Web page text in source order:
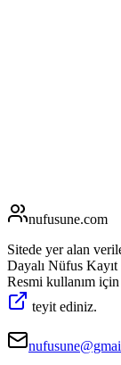
nufusune.com
Sitede yer alan
Dayalı Nüfus
Resmi kullanım
teyit ediniz.